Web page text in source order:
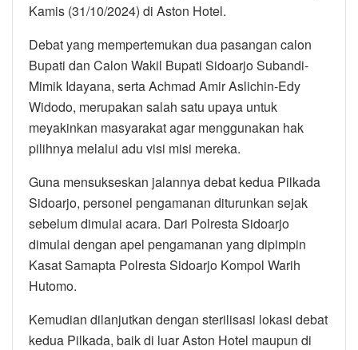
Kamis (31/10/2024) di Aston Hotel.
Debat yang mempertemukan dua pasangan calon
Bupati dan Calon Wakil Bupati Sidoarjo Subandi-
Mimik Idayana, serta Achmad Amir Aslichin-Edy
Widodo, merupakan salah satu upaya untuk
meyakinkan masyarakat agar menggunakan hak
pilihnya melalui adu visi misi mereka.
Guna mensukseskan jalannya debat kedua Pilkada
Sidoarjo, personel pengamanan diturunkan sejak
sebelum dimulai acara. Dari Polresta Sidoarjo
dimulai dengan apel pengamanan yang dipimpin
Kasat Samapta Polresta Sidoarjo Kompol Warih
Hutomo.
Kemudian dilanjutkan dengan sterilisasi lokasi debat
kedua Pilkada, baik di luar Aston Hotel maupun di